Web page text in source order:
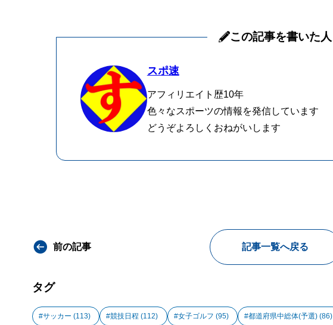
この記事を書いた人
スポ速
アフィリエイト歴10年
色々なスポーツの情報を発信しています
どうぞよろしくおねがいします
前の記事 記事一覧へ戻る
タグ
サッカー (113) 競技日程 (112) 女子ゴルフ (95) 都道府県中総体(予選) (86)